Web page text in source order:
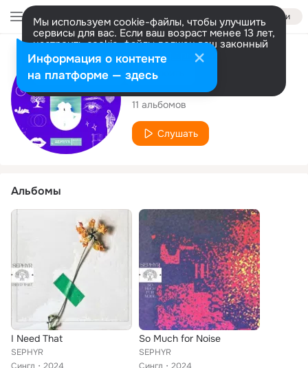
Войти
Мы используем cookie-файлы, чтобы улучшить
сервисы для вас. Если ваш возраст менее 13 лет,
настроить cookie-файлы должен ваш законный
представитель. Больше информации
Разрешить все Настроить
Исполнитель
SEPHYR
11 альбомов
Слушать
Альбомы
I Need That
SEPHYR
So Much for Noise
SEPHYR
Информация о контенте
на платформе — здесь